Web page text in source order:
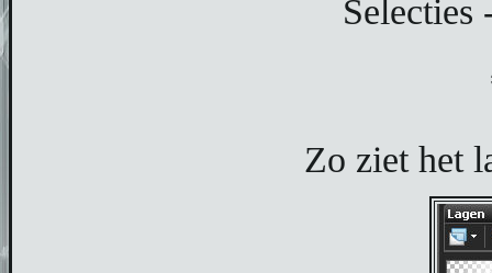
Selecties
Zo ziet het